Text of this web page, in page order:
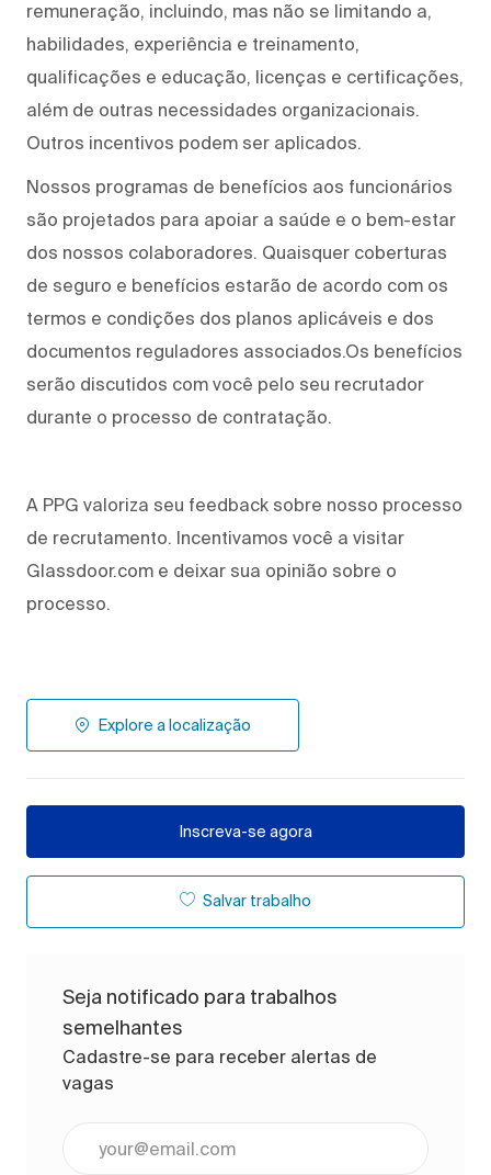
remuneração, incluindo, mas não se limitando a,
habilidades, experiência e treinamento,
qualificações e educação, licenças e certificações,
além de outras necessidades organizacionais.
Outros incentivos podem ser aplicados.
Nossos programas de benefícios aos funcionários
são projetados para apoiar a saúde e o bem-estar
dos nossos colaboradores. Quaisquer coberturas
de seguro e benefícios estarão de acordo com os
termos e condições dos planos aplicáveis e dos
documentos reguladores associados.Os benefícios
serão discutidos com você pelo seu recrutador
durante o processo de contratação.
A PPG valoriza seu feedback sobre nosso processo
de recrutamento. Incentivamos você a visitar
Glassdoor.com e deixar sua opinião sobre o
processo.
Explore a localização
Inscreva-se agora
Salvar trabalho
Seja notificado para trabalhos
semelhantes
Cadastre-se para receber alertas de
vagas